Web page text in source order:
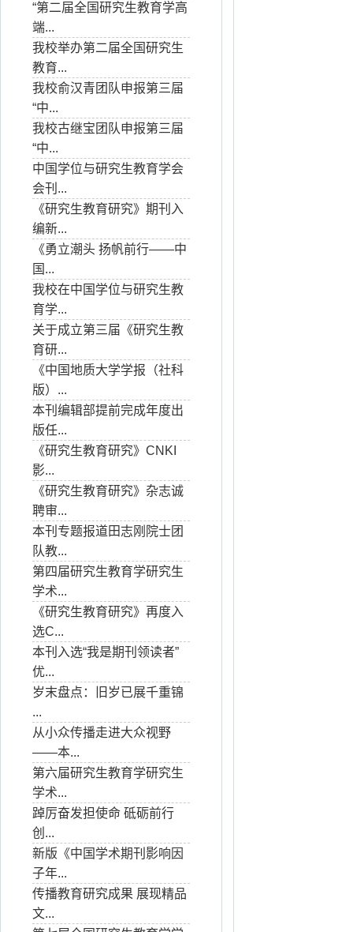
“第二届全国研究生教育学高
端...
我校举办第二届全国研究生
教育...
我校俞汉青团队申报第三届
“中...
我校古继宝团队申报第三届
“中...
中国学位与研究生教育学会
会刊...
《研究生教育研究》期刊入
编新...
《勇立潮头 扬帆前行——中
国...
我校在中国学位与研究生教
育学...
关于成立第三届《研究生教
育研...
《中国地质大学学报（社科
版）...
本刊编辑部提前完成年度出
版任...
《研究生教育研究》CNKI
影...
《研究生教育研究》杂志诚
聘审...
本刊专题报道田志刚院士团
队教...
第四届研究生教育学研究生
学术...
《研究生教育研究》再度入
选C...
本刊入选“我是期刊领读者”
优...
岁末盘点：旧岁已展千重锦
...
从小众传播走进大众视野
——本...
第六届研究生教育学研究生
学术...
踔厉奋发担使命 砥砺前行
创...
新版《中国学术期刊影响因
子年...
传播教育研究成果 展现精品
文...